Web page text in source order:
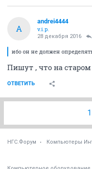
A
andrei4444
v.i.p.
28 декабря 2016
ибо он не должен
Пишут , что на
ОТВЕТИТЬ
1
НГС.Форум Компьютеры